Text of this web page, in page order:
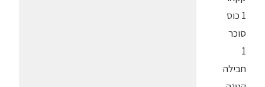
1 כוס
סוכר
1
חבילה